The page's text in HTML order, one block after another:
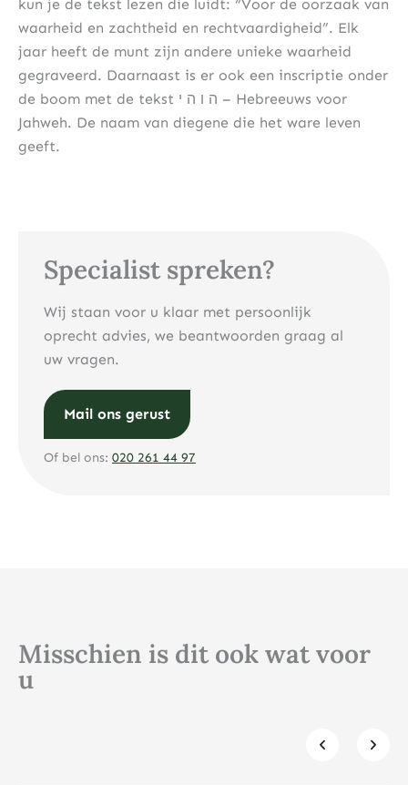
Specialist spreken?
Wij staan voor u klaar met persoonlijk
oprecht advies, we beantwoorden graag al
uw vragen.
Mail ons gerust
Of bel ons: 020 261 44 97
kun je de tekst lezen die luidt: “Voor de oorzaak van
waarheid en zachtheid en rechtvaardigheid”. Elk
jaar heeft de munt zijn andere unieke waarheid
gegraveerd. Daarnaast is er ook een inscriptie onder
de boom met de tekst ה ו ה י – Hebreeuws voor
Jahweh. De naam van diegene die het ware leven
geeft.
Misschien is dit ook wat voor
u